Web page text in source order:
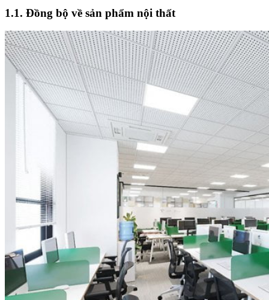
1.1. Đồng bộ về sản phẩm nội thất